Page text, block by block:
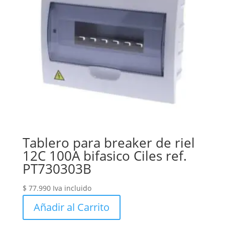
Tablero para breaker de riel
12C 100A bifasico Ciles ref.
PT730303B
$ 77.990 Iva incluido
Añadir al Carrito